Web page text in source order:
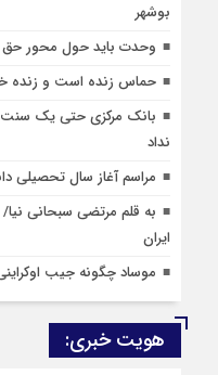
بوشهر
وحدت باید حول محور حق
حماس زنده است و زنده
نداد
مراسم آغاز سال تحصیلی
به قلم مرتضی سبحانی
ایران
موساد چگونه جیب
هویت خبری: